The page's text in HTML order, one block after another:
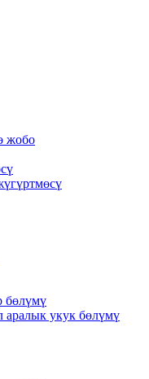
жобо
бөлүмү
укук бөлүмү